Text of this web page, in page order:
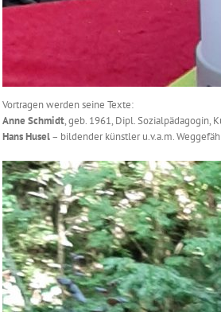
Vortragen werden seine Texte:
Anne Schmidt, geb. 1961, Dipl. Sozialpädagogin,
Hans Husel– bildender künstler u.v.a.m.